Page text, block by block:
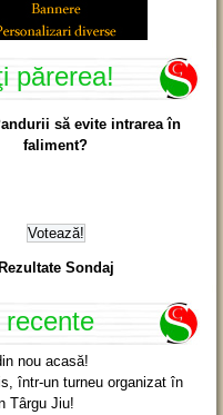
părerea!
să evite intrarea în
faliment?
Rezultate Sondaj
nou acasă!
într-un turneu organizat în
Târgu Jiu!